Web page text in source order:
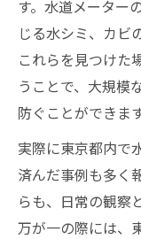
す。水道メーター
じる水シミ、カビ
これらを見つけた
うことで、大規模
防ぐことができます
実際に東京都内で
済んだ事例も多く
らも、日常の観察
万が一の際には、